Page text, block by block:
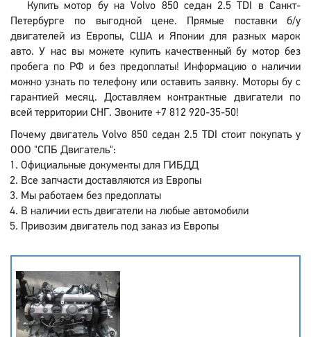
Купить мотор бу на Volvo 850 седан 2.5 TDI в Санкт-
Петербурге по выгодной цене. Прямые поставки б/у
двигателей из Европы, США и Японии для разных марок
авто. У нас вы можете купить качественный бу мотор без
пробега по РФ и без предоплаты! Информацию о наличии
можно узнать по телефону или оставить заявку. Моторы бу с
гарантией месяц. Доставляем контрактные двигатели по
всей территории СНГ. Звоните +7 812 920-35-50!
Почему двигатель Volvo 850 седан 2.5 TDI стоит покупать у
ООО "СПБ Двигатель":
Официальные документы для ГИБДД
Все запчасти доставляются из Европы
Мы работаем без предоплаты
В наличии есть двигатели на любые автомобили
Привозим двигатель под заказ из Европы